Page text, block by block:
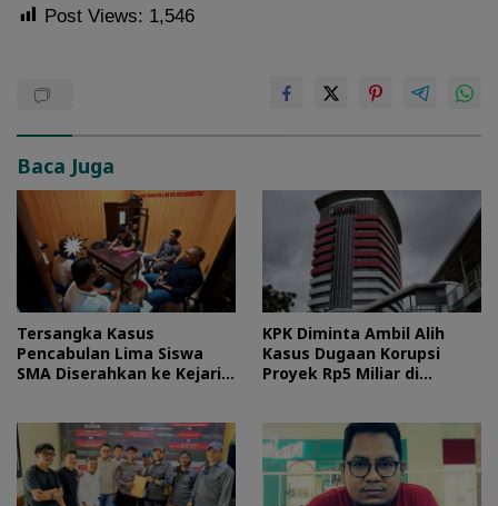
Post Views: 1,546
Baca Juga
Tersangka Kasus
Pencabulan Lima Siswa
SMA Diserahkan ke Kejari
KPK Diminta Ambil Alih
Kasus Dugaan Korupsi
Proyek Rp5 Miliar di